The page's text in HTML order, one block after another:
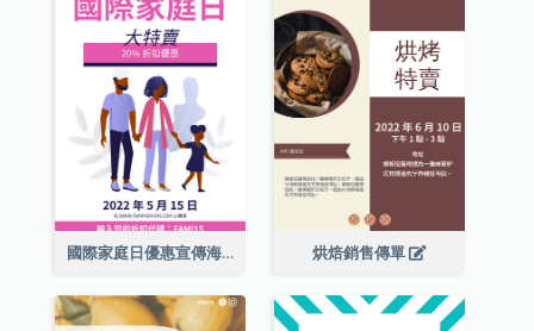
國際家庭日優惠宣傳海報 烘焙銷售傳單